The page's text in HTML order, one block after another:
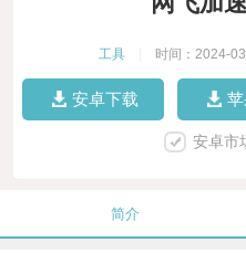
工具 时间：2024-
安卓下载
安卓市
简介